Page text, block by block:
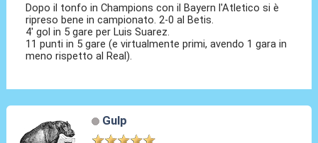
Dopo il tonfo in Champions con il Bayern l'Atletico si è
ripreso bene in campionato. 2-0 al Betis.
4' gol in 5 gare per Luis Suarez.
11 punti in 5 gare (e virtualmente primi, avendo 1 gara in
meno rispetto al Real).
Gulp